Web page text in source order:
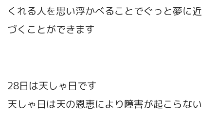
くれる人を思い浮かべることでぐっと夢に近
づくことができます
28日は天しゃ日です
天しゃ日は天の恩恵により障害が起こらない